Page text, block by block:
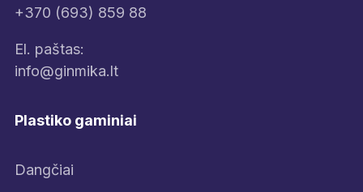
+370 (693) 859 88
El. paštas:
info@ginmika.lt
Plastiko gaminiai
Dangčiai